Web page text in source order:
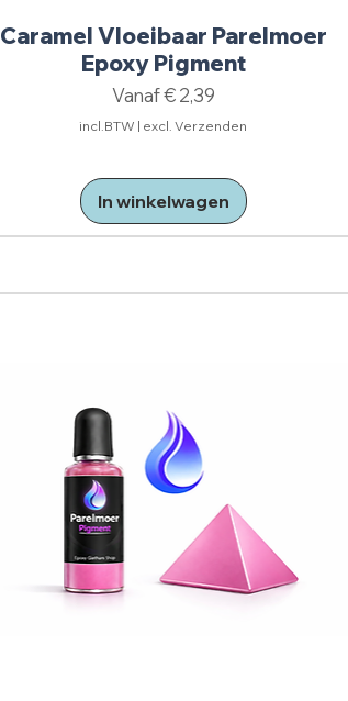
Caramel Vloeibaar Parelmoer
Epoxy Pigment
Vanaf€ 2,39
Verkoopprijs
incl.BTW | excl. Verzenden
In winkelwagen